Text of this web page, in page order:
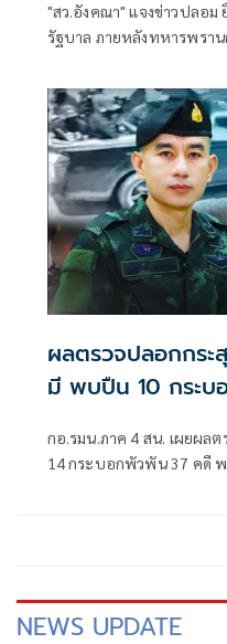
"สว.อังคณา" แจงข่าวปลอม
รัฐบาล ภายหลังทหารพรา
อัยการศึกในการตรวจค้น
ผลตรวจปลอกกระ
มี พบปืน 10 กระบ
กอ.รมน.ภาค 4 สน. เผยผล
14 กระบอกพัวพัน 37 คดี
NEWS UPDATE